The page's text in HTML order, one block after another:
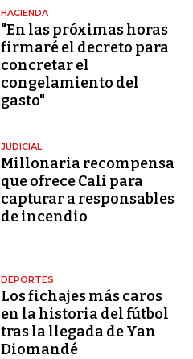
HACIENDA
"En las próximas horas
firmaré el decreto para
concretar el
congelamiento del
gasto"
JUDICIAL
Millonaria recompensa
que ofrece Cali para
capturar a responsables
de incendio
DEPORTES
Los fichajes más caros
en la historia del fútbol
tras la llegada de Yan
Diomandé